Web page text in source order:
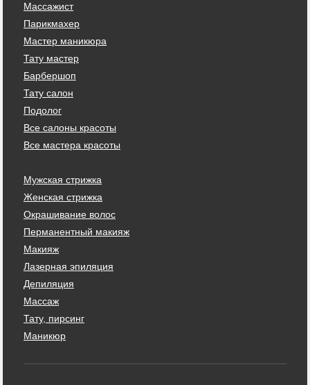
Массажист
Парикмахер
Мастер маникюра
Тату мастер
Барбершоп
Тату салон
Подолог
Все салоны красоты
Все мастера красоты
Мужская стрижка
Женская стрижка
Окрашивание волос
Перманентный макияж
Макияж
Лазерная эпиляция
Депиляция
Массаж
Тату, пирсинг
Маникюр